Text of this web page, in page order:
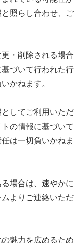
照らし合わせ、ご
・削除される場合
づいて行われた行
かねます。
してご利用いただ
の情報に基づいて
は一切負いかねま
場合は、速やかに
よりご連絡いただ
魅力を広めるため